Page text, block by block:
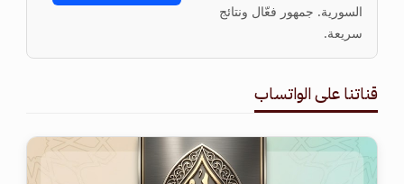
السورية. جمهور فعّال ونتائج
سريعة.
قناتنا على الواتساب